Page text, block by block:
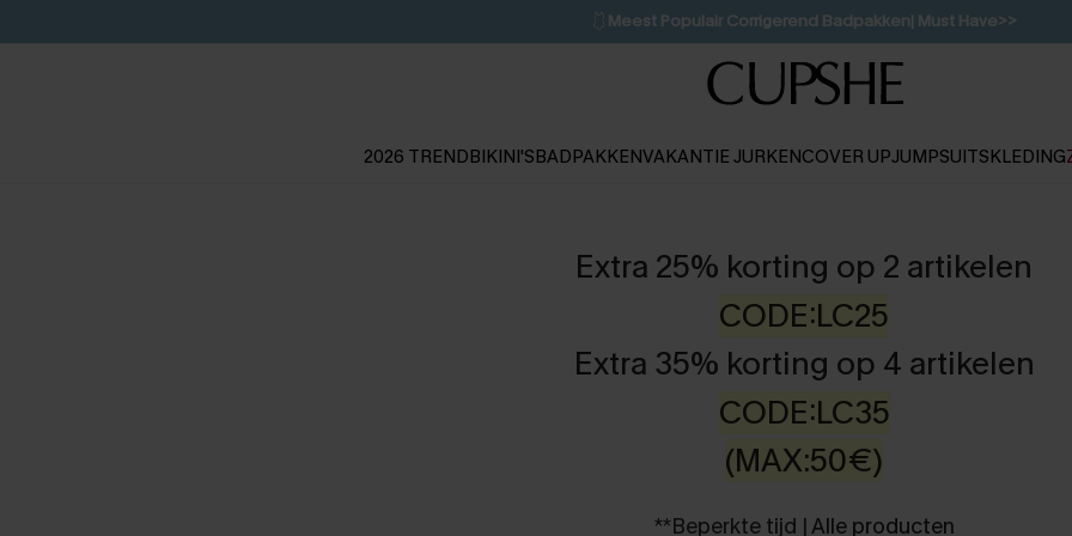
🩱 Meest Populair Corrigerend Badpakken| Must Have>>
💌Abonneer je & ontvang tot 15% korting>>
Koop 3, krijg 15% korting | CODE: SW15
2026 TRENDBIKINI'SBADPAKKENVAKANTIE JURKENCOVER UPJUMPSUITSKLEDING
Extra 25% korting op 2 artikelen
CODE:LC25
Extra 35% korting op 4 artikelen
CODE:LC35
(MAX:50€)
**Beperkte tijd |Alle producten